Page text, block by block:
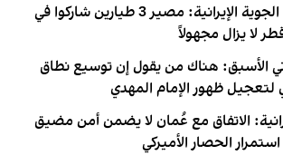
مساعد القوة الجوية الإيرانية: مصير 3 طيارين شاركوا في
لا يزال مجهولاً
الأسبق: هناك من يقول إن توسيع نطاق
ظهور الإمام المهدي
الاتفاق مع عُمان لا يضمن أمن مضيق
الحصار الأميركي